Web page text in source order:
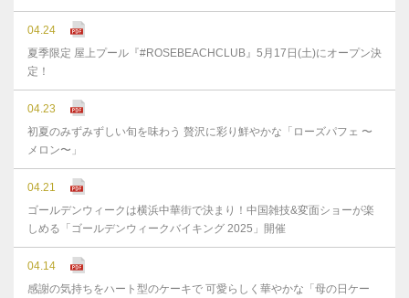
04.24
夏季限定 屋上プール『#ROSEBEACHCLUB』5月17日(土)にオープン決
定！
04.23
初夏のみずみずしい旬を味わう 贅沢に彩り鮮やかな「ローズパフェ 〜
メロン〜」
04.21
ゴールデンウィークは横浜中華街で決まり！中国雑技&変面ショーが楽
しめる「ゴールデンウィークバイキング 2025」開催
04.14
感謝の気持ちをハート型のケーキで 可愛らしく華やかな「母の日ケー